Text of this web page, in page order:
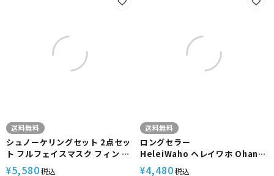
送料無料
シュノーケリングセット 2点セッ
ト フルフェイスマスク フィン メ
ッシュバッグ付 HeleiWaho ヘ
¥5,580税込
送料無料
ロングセラー
HeleiWaho ヘレイワホ Ohana
＋ 3点セット 100％ ドライスノ
¥4,480税込